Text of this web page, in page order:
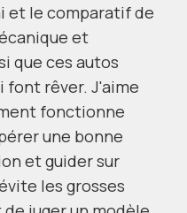
et le comparatif de
et
que ces autos
font rêver. J'aime
fonctionne
une bonne
et guider sur
les grosses